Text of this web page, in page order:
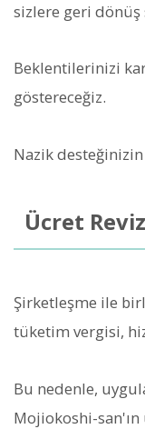
sizlere geri dönüş
Beklentilerinizi
göstereceğiz.
Nazik desteğinizin
Ücret
Şirketleşme ile
tüketim vergisi,
Bu nedenle,
Mojiokoshi-san'ın